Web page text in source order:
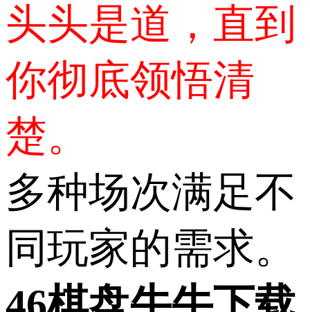
头头是道，直到
你彻底领悟清
楚。
多种场次满足不
同玩家的需求。